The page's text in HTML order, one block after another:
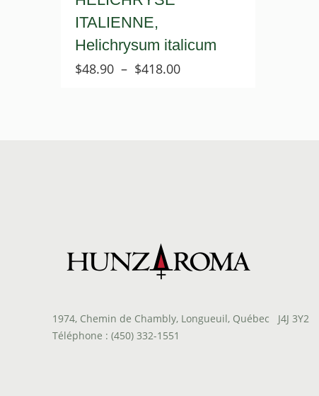
ITALIENNE,
Helichrysum italicum
$48.90 – $418.00Plage
1974, Chemin de Chambly, Longueuil, Québec J4J 3Y2
Téléphone : (450) 332-1551